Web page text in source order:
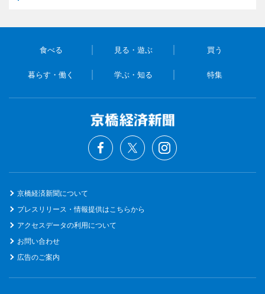
食べる 見る・遊ぶ 買う
暮らす・働く 学ぶ・知る 特集
京橋経済新聞について
プレスリリース・情報提供はこちらから
アクセスデータの利用について
お問い合わせ
広告のご案内